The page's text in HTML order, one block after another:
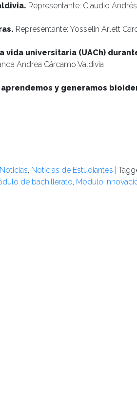
Representante: Claudio
Representante: Yosselin Arlett
vida universitaria (UACh)
Andrea Cárcamo Valdivia
aprendemos y generamos
, Noticias de Estudiantes
de bachillerato, Módulo